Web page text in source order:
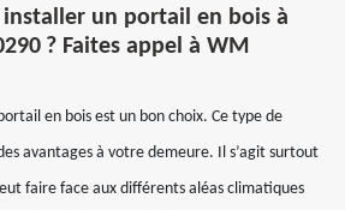
un portail en bois à
? Faites appel à WM
en bois est un bon choix. Ce type de
avantages à votre demeure. Il s’agit surtout
faire face aux différents aléas climatiques